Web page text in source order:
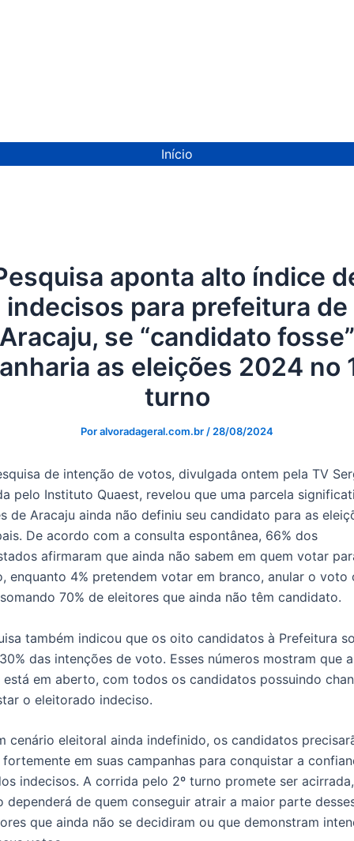
Início
aponta alto índice
indecisos para prefeitura de
Aracaju, se “candidato fosse”
as eleições 2024 no
turno
Poralvoradageral.com.br / 28/08/2024
de intenção de votos, divulgada ontem pela TV
pelo Instituto Quaest, revelou que uma parcela
de Aracaju ainda não definiu seu candidato para as
De acordo com a consulta espontânea, 66% dos
afirmaram que ainda não sabem em quem votar
enquanto 4% pretendem votar em branco, anular o voto
70% de eleitores que ainda não têm candidato.
também indicou que os oito candidatos à Prefeitura
das intenções de voto. Esses números mostram que a
está em aberto, com todos os candidatos possuindo
o eleitorado indeciso.
cenário eleitoral ainda indefinido, os candidatos
em suas campanhas para conquistar a
indecisos. A corrida pelo 2º turno promete ser
dependerá de quem conseguir atrair a maior parte
que ainda não se decidiram ou que demonstram